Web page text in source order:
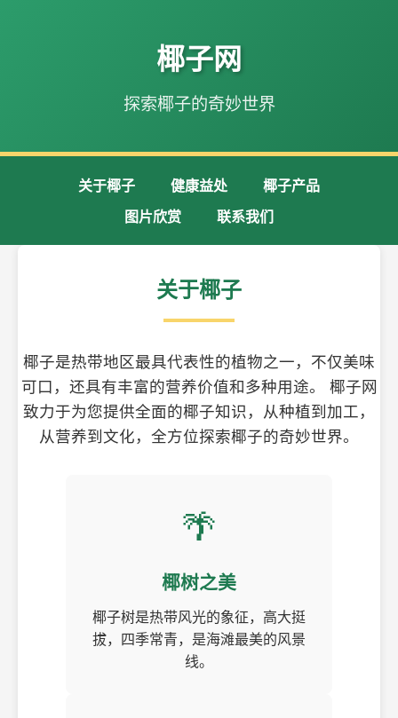
椰子网
探索椰子的奇妙世界
关于椰子 健康益处
椰子产品
图片欣赏
联系我们
关于椰子
椰子是热带地区最具代表性的植物之一，不仅美味
可口，还具有丰富的营养价值和多种用途。 椰子网
致力于为您提供全面的椰子知识，从种植到加工，
从营养到文化，全方位探索椰子的奇妙世界。
🌴
椰树之美
椰子树是热带风光的象征，高大挺
拔，四季常青，是海滩最美的风景
线。